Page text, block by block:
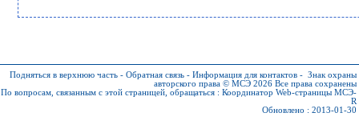
Подняться в верхнюю часть - Обратная связь - Информация для контактов - Знак охраны
авторского права © МСЭ 2026 Все права сохранены
По вопросам, связанным с этой страницей, обращаться : Координатор Web-страницы МСЭ-
R
Обновлено : 2013-01-30